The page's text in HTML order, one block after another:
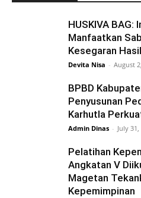
HUSKIVA BAG:
Manfaatkan
Kesegaran
Devita Nisa - August
BPBD
Penyusunan
Karhutla
Admin Dinas - July
Pelatihan
Angkatan V
Magetan
Kepemimpinan